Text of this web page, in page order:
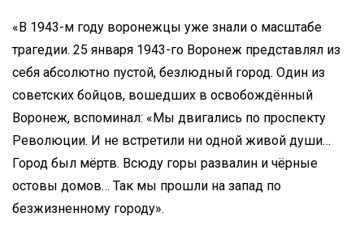
«В 1943-м году воронежцы уже знали о масштабе
трагедии. 25 января 1943-го Воронеж представлял из
себя абсолютно пустой, безлюдный город. Один из
советских бойцов, вошедших в освобождённый
Воронеж, вспоминал: «Мы двигались по проспекту
Революции. И не встретили ни одной живой души…
Город был мёртв. Всюду горы развалин и чёрные
остовы домов… Так мы прошли на запад по
безжизненному городу».